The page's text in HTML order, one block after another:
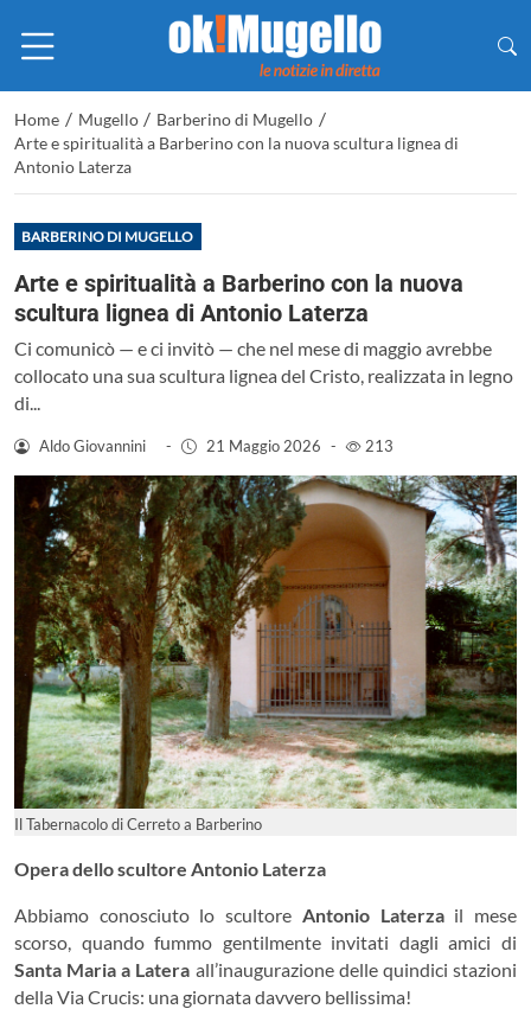
Home / Mugello / Barberino di Mugello /
Arte e spiritualità a Barberino con la nuova scultura lignea di
Antonio Laterza
BARBERINO DI MUGELLO
Arte e spiritualità a Barberino con la nuova
scultura lignea di Antonio Laterza
Ci comunicò — e ci invitò — che nel mese di maggio avrebbe
collocato una sua scultura lignea del Cristo, realizzata in legno
di...
Aldo Giovannini - 21 Maggio 2026 - 213
Il Tabernacolo di Cerreto a Barberino
Opera dello scultore Antonio Laterza
Abbiamo conosciuto lo scultore Antonio Laterzail mese
scorso, quando fummo gentilmente invitati dagli amici di
Santa Maria a Latera all’inaugurazione delle quindici stazioni
della Via Crucis: una giornata davvero bellissima!